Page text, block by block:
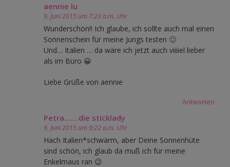
aennie lu
9. Juni 2015 um 7:23 a.m. Uhr
Wunderschön!! Ich glaube, ich sollte auch mal einen
Sonnenschein für meine Jungs testen 🙂
Und… Italien … da wäre ich jetzt auch viiiiel lieber
als im Büro 😀
Liebe Grüße von aennie
Antworten
Petra.......die sticklady
9. Juni 2015 um 9:22 a.m. Uhr
Hach Italien*schwärm, aber Deine Sonnenhüte
sind schön, ich glaub da muß ich für meine
Enkelmaus ran 😉